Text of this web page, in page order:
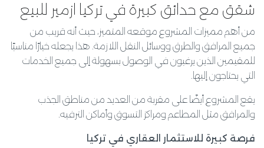
شقق مع حدائق كبيرة في تركيا ازمير للبيع
من أهم مميزات المشروع موقعه المتميز، حيث أنه قريب من
جميع المرافق والطرق ووسائل النقل اللازمة. هذا يجعله خيارًا مناسبًا
للمقيمين الذين يرغبون في الوصول بسهولة إلى جميع الخدمات
التي يحتاجون إليها.
يقع المشروع أيضًا على مقربة من العديد من مناطق الجذب
والمرافق مثل المطاعم ومراكز التسوق وأماكن الترفيه.
فرصة كبيرة للاستثمار العقاري في تركيا